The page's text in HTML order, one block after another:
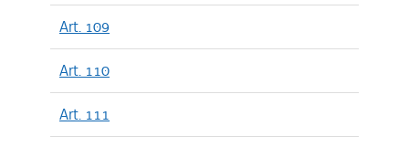
Art. 109
Art. 110
Art. 111